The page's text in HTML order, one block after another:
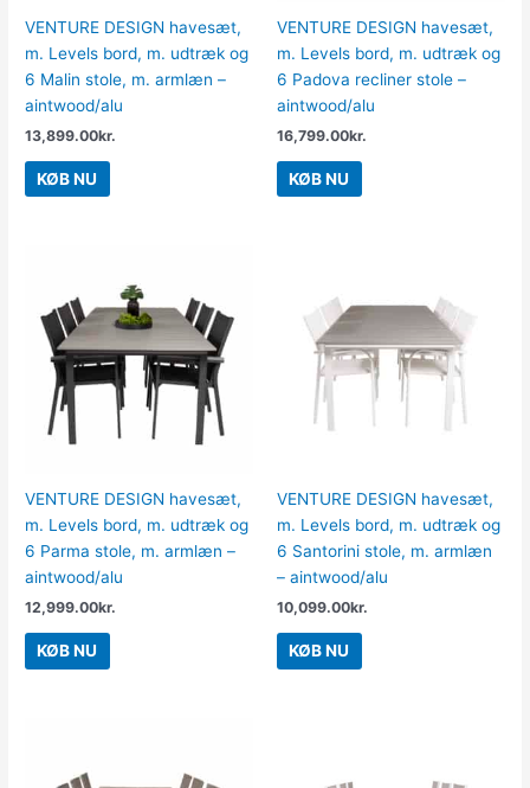
VENTURE DESIGN havesæt,
m. Levels bord, m. udtræk og
6 Malin stole, m. armlæn –
aintwood/alu
13,899.00kr.
KØB NU
VENTURE DESIGN havesæt,
m. Levels bord, m. udtræk og
6 Padova recliner stole –
aintwood/alu
16,799.00kr.
KØB NU
VENTURE DESIGN havesæt,
m. Levels bord, m. udtræk og
6 Parma stole, m. armlæn –
aintwood/alu
12,999.00kr.
KØB NU
VENTURE DESIGN havesæt,
m. Levels bord, m. udtræk og
6 Santorini stole, m. armlæn
– aintwood/alu
10,099.00kr.
KØB NU